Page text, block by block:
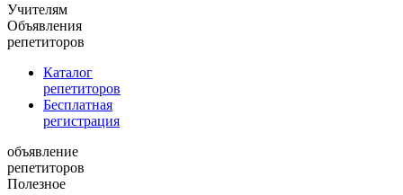
Учителям
Объявления
репетиторов
Каталог
репетиторов
Бесплатная
регистрация
объявление
репетиторов
Полезное